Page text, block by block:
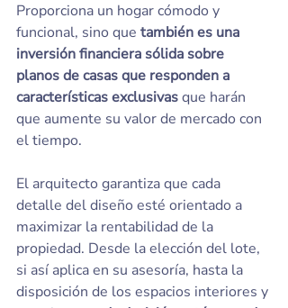
Proporciona un hogar cómodo y
funcional, sino que también es una
inversión financiera sólida sobre
planos de casas que responden a
características exclusivas que harán
que aumente su valor de mercado con
el tiempo.
El arquitecto garantiza que cada
detalle del diseño esté orientado a
maximizar la rentabilidad de la
propiedad. Desde la elección del lote,
si así aplica en su asesoría, hasta la
disposición de los espacios interiores y